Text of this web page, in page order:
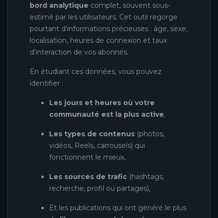
bord analytique complet, souvent sous-
estimé par les utilisateurs. Cet outil regorge
pourtant d’informations précieuses : âge, sexe,
localisation, heures de connexion et taux
d’interaction de vos abonnés.
En étudiant ces données, vous pouvez
identifier :
Les jours et heures où votre
communauté est la plus active,
Les types de contenus (photos,
vidéos, Reels, carrousels) qui
fonctionnent le mieux,
Les sources de trafic (hashtags,
recherche, profil ou partages),
Et les publications qui ont généré le plus